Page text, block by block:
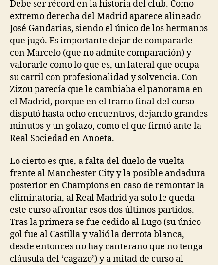
Debe ser récord en la historia del club. Como
extremo derecha del Madrid aparece alineado
José Gandarias, siendo el único de los hermanos
que jugó. Es importante dejar de compararle
con Marcelo (que no admite comparación) y
valorarle como lo que es, un lateral que ocupa
su carril con profesionalidad y solvencia. Con
Zizou parecía que le cambiaba el panorama en
el Madrid, porque en el tramo final del curso
disputó hasta ocho encuentros, dejando grandes
minutos y un golazo, como el que firmó ante la
Real Sociedad en Anoeta.
Lo cierto es que, a falta del duelo de vuelta
frente al Manchester City y la posible andadura
posterior en Champions en caso de remontar la
eliminatoria, al Real Madrid ya solo le queda
este curso afrontar esos dos últimos partidos.
Tras la primera se fue cedido al Lugo (su único
gol fue al Castilla y valió la derrota blanca,
desde entonces no hay canterano que no tenga
cláusula del ‘cagazo’) y a mitad de curso al